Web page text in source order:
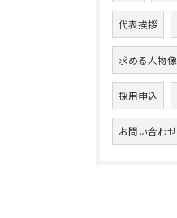
代表挨拶
求める人物像
採用申込
お問い合わせ